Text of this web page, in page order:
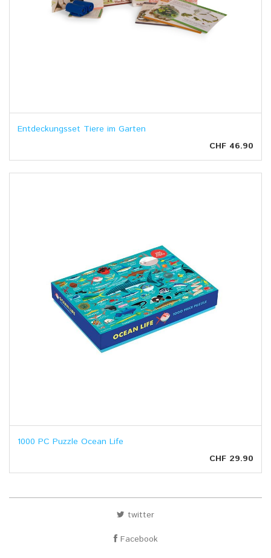
Entdeckungsset Tiere im Garten
CHF 46.90
1000 PC Puzzle Ocean Life
CHF 29.90
twitter
Facebook